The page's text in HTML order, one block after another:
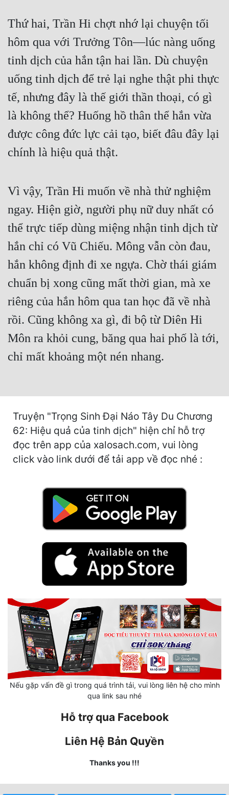
Kỳ Huyễn
Kỳ Ảo
Linh Dị
Làm Giàu
Mưu Mô
Mạt Thế
Ngôn Tình
Ngược
Nữ Cường
Nữ Phụ
Phong Thủy - Tâm Linh
Quan Trường
Quân Sự
Sủng
Thanh Xuân
Tiên Hiệp
Tu Tiên
Tội Phạm
Vô Địch
Võ Hiệp
Võng Du
Điền Văn
Thứ hai, Trần Hi chợt nhớ lại chuyện tối
hôm qua với Trưởng Tôn—lúc nàng uống
tinh dịch của hắn tận hai lần. Dù chuyện
uống tinh dịch để trẻ lại nghe thật phi thực
tế, nhưng đây là thế giới thần thoại, có gì
là không thể? Huống hồ thân thể hắn vừa
được công đức lực cải tạo, biết đâu đây lại
chính là hiệu quả thật.
Vì vậy, Trần Hi muốn về nhà thử nghiệm
ngay. Hiện giờ, người phụ nữ duy nhất có
thể trực tiếp dùng miệng nhận tinh dịch từ
hắn chỉ có Vũ Chiếu. Mông vẫn còn đau,
hắn không định đi xe ngựa. Chờ thái giám
chuẩn bị xong cũng mất thời gian, mà xe
riêng của hắn hôm qua tan học đã về nhà
rồi. Cũng không xa gì, đi bộ từ Diên Hi
Môn ra khỏi cung, băng qua hai phố là tới,
chỉ mất khoảng một nén nhang.
Truyện "Trọng Sinh Đại Náo Tây Du Chương
62: Hiệu quả của tinh dịch" hiện chỉ hỗ trợ
đọc trên app của xalosach.com, vui lòng
click vào link dưới để tải app về đọc nhé :
Nếu gặp vấn đề gì trong quá trình tải, vui lòng liên hệ cho mình
qua link sau nhé
Hỗ trợ qua Facebook
Liên Hệ Bản Quyền
Thanks you !!!